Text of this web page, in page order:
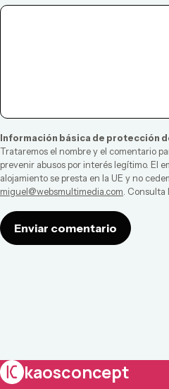
Información básica de protección
Trataremos el nombre y el comentario
prevenir abusos por interés legítimo. El
alojamiento se presta en la UE y no
miguel@websmultimedia.com. Consulta
Enviar comentario
kaosconcept